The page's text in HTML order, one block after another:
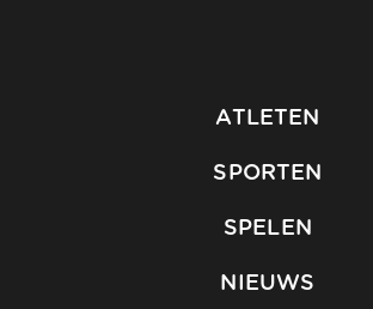
ATLETEN
SPORTEN
SPELEN
NIEUWS